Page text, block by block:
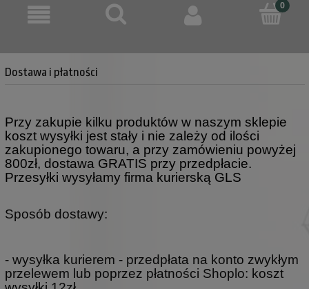
Dostawa i płatności
Przy zakupie kilku produktów w naszym sklepie
koszt wysyłki jest stały i nie zależy od ilości
zakupionego towaru, a przy zamówieniu powyżej
800zł, dostawa GRATIS przy przedpłacie.
Przesyłki wysyłamy firma kurierską GLS
Sposób dostawy:
- wysyłka kurierem - przedpłata na konto zwykłym
przelewem lub poprzez płatności Shoplo: koszt